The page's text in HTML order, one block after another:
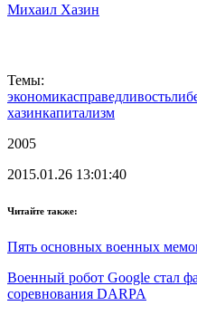
Михаил Хазин
Темы:
экономикасправедливость
хазинкапитализм
2005
2015.01.26 13:01:40
Читайте также:
Пять основных военных
Военный робот Google стал
соревнования DARPA